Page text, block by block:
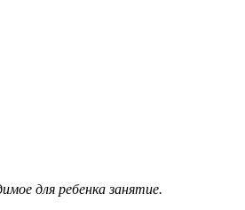
для ребенка занятие.